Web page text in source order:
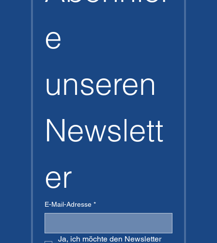
e
unseren
Newslett
er
E-Mail-Adresse *
Ja, ich möchte den Newsletter